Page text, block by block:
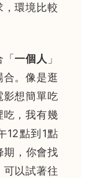
環境比較
「一個人 」
合。像是逛
影想簡單吃
吃，我有幾
12點到1點
期，你會找
以試著往